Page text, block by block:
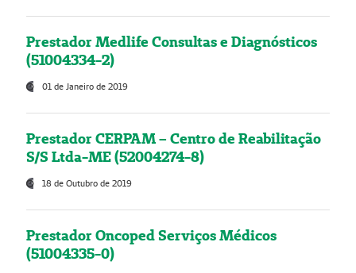
Prestador Medlife Consultas e Diagnósticos
(51004334-2)
01 de Janeiro de 2019
Prestador CERPAM – Centro de Reabilitação
S/S Ltda-ME (52004274-8)
18 de Outubro de 2019
Prestador Oncoped Serviços Médicos
(51004335-0)